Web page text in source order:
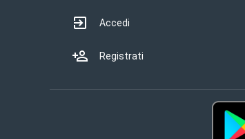
Accedi
Registrati